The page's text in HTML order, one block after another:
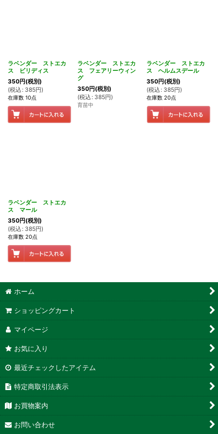
ラベンダー ストエカ
ス ビリディス
350円(税別)
(税込 : 385円)
在庫数 10点
ラベンダー ストエカ
ス フェアリーウィン
グ
350円(税別)
(税込 : 385円)
育苗中
ラベンダー ストエカ
ス ヘルムスデール
350円(税別)
(税込 : 385円)
在庫数 20点
ラベンダー ストエカ
ス マール
350円(税別)
(税込 : 385円)
在庫数 20点
ホーム
ショッピングカート
マイページ
お気に入り
最近チェックしたアイテム
特定商取引法表示
お買物案内
お問い合わせ